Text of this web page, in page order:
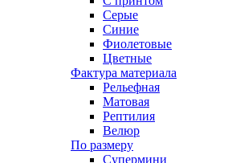
Серые
Синие
Фиолетовые
Цветные
Фактура материала
Рельефная
Матовая
Рептилия
Велюр
По размеру
Супермини